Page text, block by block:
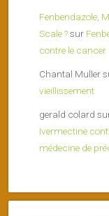
Fenbendazole,
Scale ?sur
contre le cancer
Chantal Muller
vieillissement
gerald colard
Ivermectine
médecine de